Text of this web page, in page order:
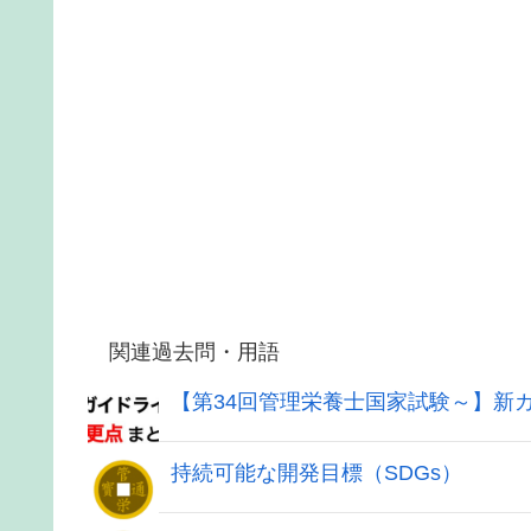
関連過去問・用語
【第34回管理栄養士国家試験～】新
持続可能な開発目標（SDGs）